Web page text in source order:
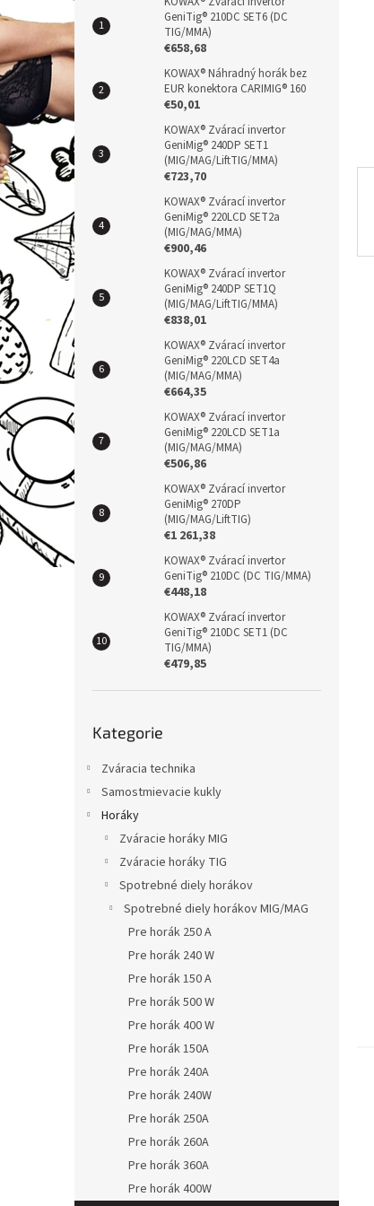
n
e
l
GeniTig® 210DC SET6 (DC
TIG/MMA)
€658,68
KOWAX® Náhradný horák bez
EUR konektora CARIMIG® 160
€50,01
KOWAX® Zvárací invertor
GeniMig® 240DP SET1
(MIG/MAG/LiftTIG/MMA)
€723,70
KOWAX® Zvárací invertor
GeniMig® 220LCD SET2a
(MIG/MAG/MMA)
€900,46
KOWAX® Zvárací invertor
GeniMig® 240DP SET1Q
(MIG/MAG/LiftTIG/MMA)
€838,01
KOWAX® Zvárací invertor
GeniMig® 220LCD SET4a
(MIG/MAG/MMA)
€664,35
KOWAX® Zvárací invertor
GeniMig® 220LCD SET1a
(MIG/MAG/MMA)
€506,86
KOWAX® Zvárací invertor
GeniMig® 270DP
(MIG/MAG/LiftTIG)
€1 261,38
KOWAX® Zvárací invertor
GeniTig® 210DC (DC TIG/MMA)
€448,18
KOWAX® Zvárací invertor
GeniTig® 210DC SET1 (DC
TIG/MMA)
€479,85
kategorie
Kategorie
Zváracia technika
Samostmievacie kukly
Horáky
Zváracie horáky MIG
Zváracie horáky TIG
Spotrebné diely horákov
Spotrebné diely horákov MIG/MAG
Pre horák 250 A
Pre horák 240 W
Pre horák 150 A
Pre horák 500 W
Pre horák 400 W
Pre horák 150A
Pre horák 240A
Pre horák 240W
Pre horák 250A
Pre horák 260A
Pre horák 360A
Pre horák 400W